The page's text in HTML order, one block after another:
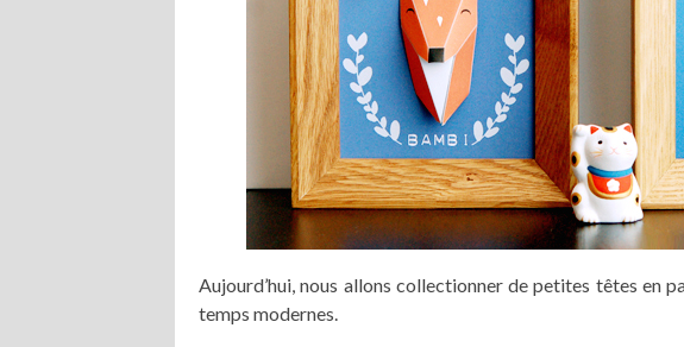
Aujourd’hui, nous allons collectionner de petites têtes en
temps modernes.